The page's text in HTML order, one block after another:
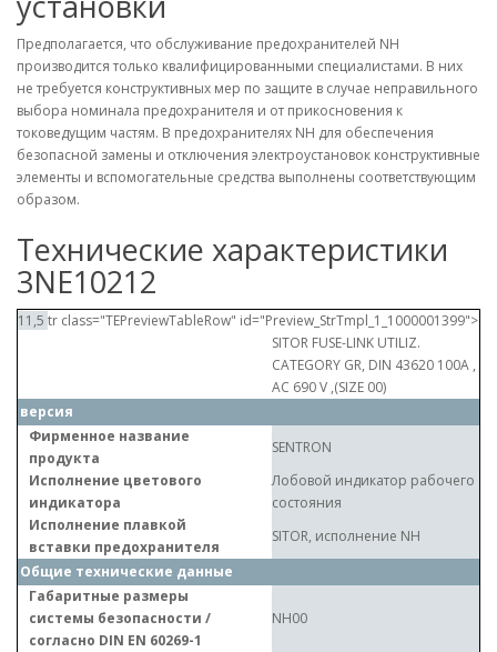
Предполагается, что обслуживание предохранителей NH
производится только квалифицированными специалистами. В них
не требуется конструктивных мер по защите в случае неправильного
выбора номинала предохранителя и от прикосновения к
токоведущим частям. В предохранителях NH для обеспечения
безопасной замены и отключения электроустановок конструктивные
элементы и вспомогательные средства выполнены соответствующим
образом.
Технические характеристики
3NE10212
11,5 tr class="TEPreviewTableRow" id="Preview_StrTmpl_1_1000001399">
SITOR FUSE-LINK UTILIZ.
CATEGORY GR, DIN 43620 100A ,
AC 690 V ,(SIZE 00)
версия
Фирменное название
продукта
SENTRON
Исполнение цветового
индикатора
Лобовой индикатор рабочего
состояния
Исполнение плавкой
вставки предохранителя
SITOR, исполнение NH
Общие технические данные
Габаритные размеры
системы безопасности /
согласно DIN EN 60269-1
NH00